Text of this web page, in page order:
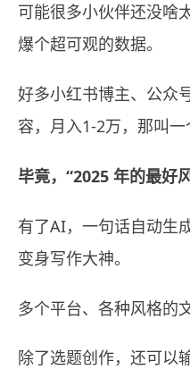
可能很多小伙伴还没啥
爆个超可观的数据。
好多小红书博主、公众
容，月入1-2万，那叫一
毕竟，“2025 年的最好
有了AI，一句话自动生
变身写作大神。
多个平台、各种风格的
除了选题创作，还可以